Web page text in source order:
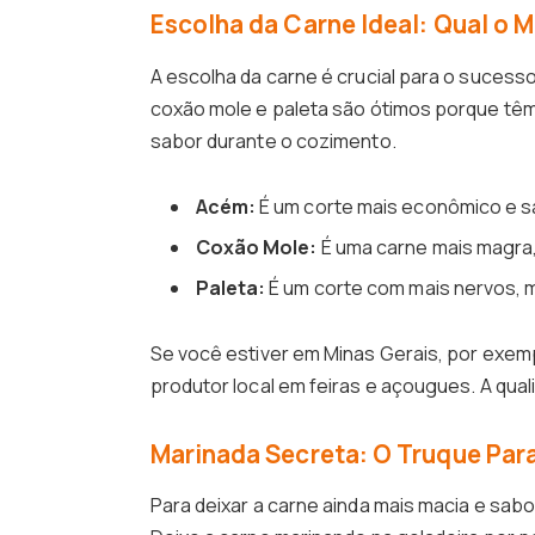
Escolha da Carne Ideal: Qual o
A escolha da carne é crucial para o
coxão mole e paleta são ótimos porque
sabor durante o cozimento.
Acém: É um corte mais econômico e
Coxão Mole: É uma carne mais
Paleta: É um corte com mais nervos,
Se você estiver em Minas Gerais, por
produtor local em feiras e açougues. A
Marinada Secreta: O Truque
Para deixar a carne ainda mais macia e